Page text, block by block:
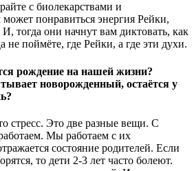
с биолекарствами и
понравиться энергия Рейки,
тогда они начнут вам диктовать, как
не поймёте, где Рейки, а где эти духи.
рождение на нашей жизни?
новорожденный, остаётся у
стресс. Это две разные вещи. С
Мы работаем с их
состояние родителей. Если
то дети 2-3 лет часто болеют.